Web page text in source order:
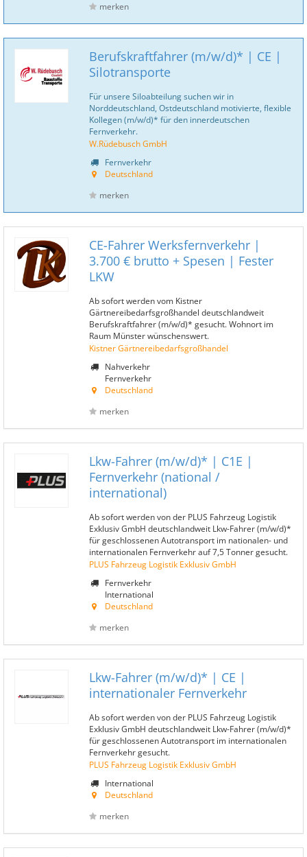
merken
Berufskraftfahrer (m/w/d)* | CE |
Silotransporte
Für unsere Siloabteilung suchen wir in
Norddeutschland, Ostdeutschland motivierte, flexible
Kollegen (m/w/d)* für den innerdeutschen
Fernverkehr.
W.Rüdebusch GmbH
Fernverkehr
Deutschland
merken
CE-Fahrer Werksfernverkehr |
3.700 € brutto + Spesen | Fester
LKW
Ab sofort werden vom Kistner
Gärtnereibedarfsgroßhandel deutschlandweit
Berufskraftfahrer (m/w/d)* gesucht. Wohnort im
Raum Münster wünschenswert.
Kistner Gärtnereibedarfsgroßhandel
Nahverkehr
Fernverkehr
Deutschland
merken
Lkw-Fahrer (m/w/d)* | C1E |
Fernverkehr (national /
international)
Ab sofort werden von der PLUS Fahrzeug Logistik
Exklusiv GmbH deutschlandweit Lkw-Fahrer (m/w/d)*
für geschlossenen Autotransport im nationalen- und
internationalen Fernverkehr auf 7,5 Tonner gesucht.
PLUS Fahrzeug Logistik Exklusiv GmbH
Fernverkehr
International
Deutschland
merken
Lkw-Fahrer (m/w/d)* | CE |
internationaler Fernverkehr
Ab sofort werden von der PLUS Fahrzeug Logistik
Exklusiv GmbH deutschlandweit Lkw-Fahrer (m/w/d)*
für geschlossenen Autotransport im internationalen
Fernverkehr gesucht.
PLUS Fahrzeug Logistik Exklusiv GmbH
International
Deutschland
merken